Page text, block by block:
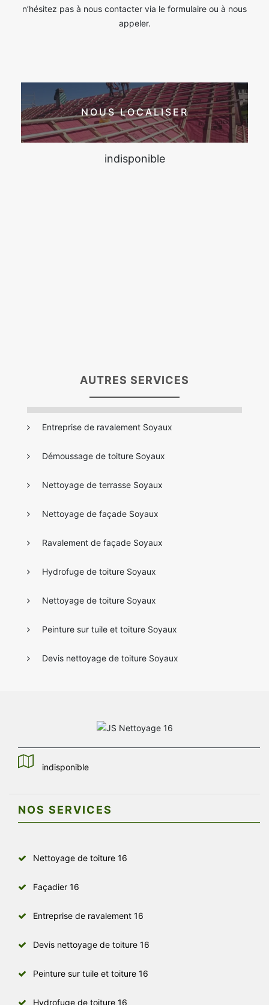
n’hésitez pas à nous contacter via le formulaire ou à nous
appeler.
NOUS LOCALISER
indisponible
AUTRES SERVICES
Entreprise de ravalement Soyaux
Démoussage de toiture Soyaux
Nettoyage de terrasse Soyaux
Nettoyage de façade Soyaux
Ravalement de façade Soyaux
Hydrofuge de toiture Soyaux
Nettoyage de toiture Soyaux
Peinture sur tuile et toiture Soyaux
Devis nettoyage de toiture Soyaux
indisponible
NOS SERVICES
Nettoyage de toiture 16
Façadier 16
Entreprise de ravalement 16
Devis nettoyage de toiture 16
Peinture sur tuile et toiture 16
Hydrofuge de toiture 16